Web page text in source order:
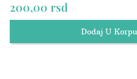
200,00 rsd
Dodaj U Korpu